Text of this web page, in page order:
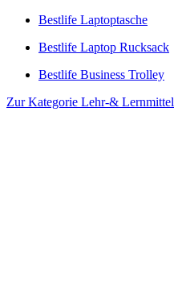
Bestlife Laptoptasche
Bestlife Laptop Rucksack
Bestlife Business Trolley
Zur Kategorie Lehr-& Lernmittel